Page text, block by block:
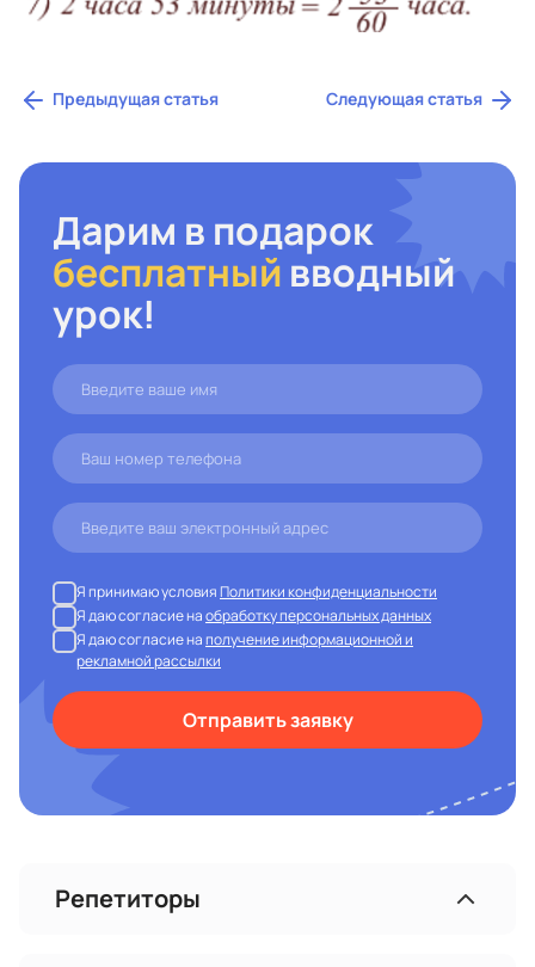
Предыдущая статья Следующая статья
Дарим в подарок
бесплатный вводный
урок!
Я принимаю условияПолитики конфиденциальности
Я даю согласие наобработку персональных данных
Я даю согласие наполучение информационной и
рекламной рассылки
Отправить заявку
Репетиторы